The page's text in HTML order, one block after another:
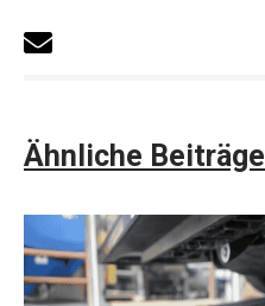
Ähnliche Beiträge